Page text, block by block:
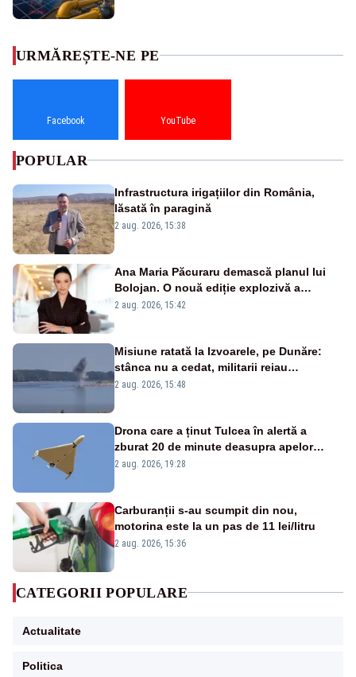
URMĂREȘTE-NE PE
Facebook YouTube
POPULAR
Infrastructura irigațiilor din România,
lăsată în paragină
2 aug. 2026, 15:38
Ana Maria Păcuraru demască planul lui
Bolojan. O nouă ediție explozivă a
emisiunii „Miza Zilei” la Realitatea PLUS
2 aug. 2026, 15:42
Misiune ratată la Izvoarele, pe Dunăre:
stânca nu a cedat, militarii reiau
detonările luni – VIDEO
2 aug. 2026, 15:48
Drona care a ținut Tulcea în alertă a
zburat 20 de minute deasupra apelor
României. Au fost ridicate două F-16
2 aug. 2026, 19:28
Carburanții s-au scumpit din nou,
motorina este la un pas de 11 lei/litru
2 aug. 2026, 15:36
CATEGORII POPULARE
Actualitate
Politica